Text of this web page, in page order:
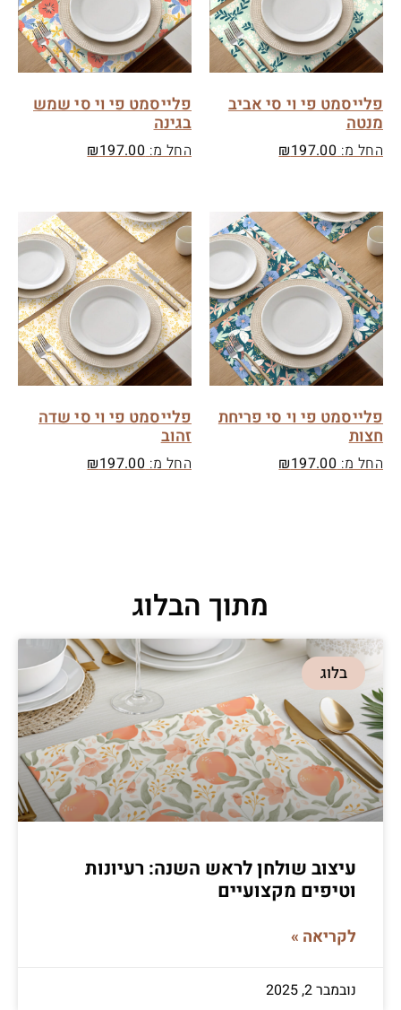
פלייסמט פי וי סי אביב
מנטה
החל מ: ₪197.00
פלייסמט פי וי סי שמש
בגינה
החל מ: ₪197.00
פלייסמט פי וי סי פריחת
חצות
החל מ: ₪197.00
פלייסמט פי וי סי שדה
זהוב
החל מ: ₪197.00
מתוך הבלוג
בלוג
עיצוב שולחן לראש השנה: רעיונות
וטיפים מקצועיים
לקריאה »
נובמבר 2, 2025